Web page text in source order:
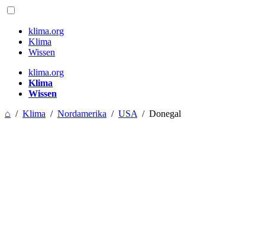
klima.org
Klima
Wissen
klima.org
Klima
Wissen
⌂ / Klima / Nordamerika / USA / Donegal